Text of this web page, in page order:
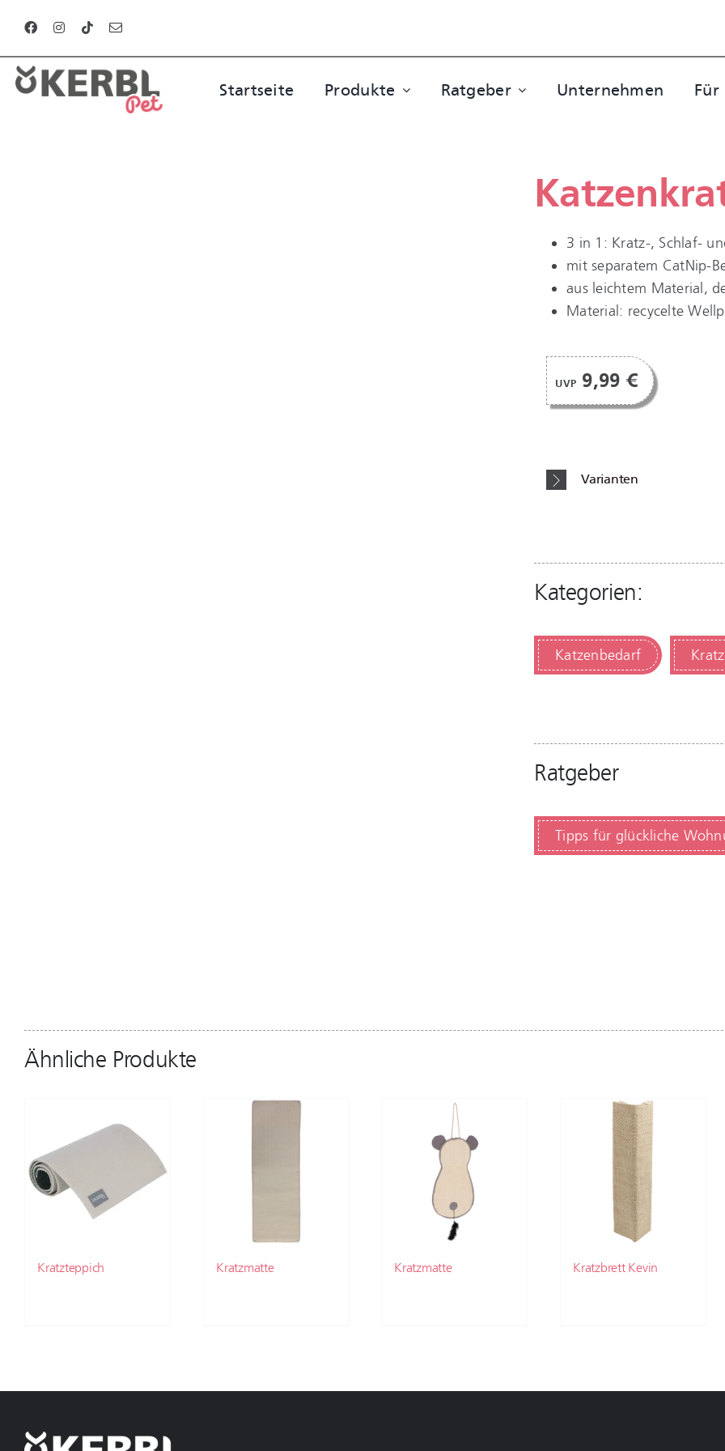
Inhalt
springen
Startseite Produkte Ratgeber Unternehmen Für
3 in 1: Kratz-, Schlaf-
mit separatem CatNip-
aus leichtem Material,
Material: recycelte
UVP 9,99 €
Varianten
Kategorien:
Katzenbedarf
Ratgeber
Tipps für glückliche
Ähnliche Produkte
Kratzteppich Kratzmatte Kratzmatte Kratzbrett Kevin